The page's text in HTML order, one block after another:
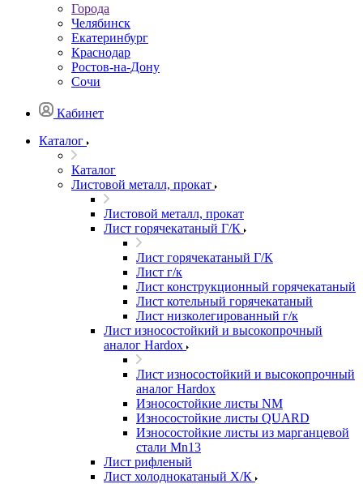
Города
Челябинск
Екатеринбург
Краснодар
Ростов-на-Дону
Сочи
Кабинет
Каталог
Каталог
Листовой металл, прокат
Листовой металл, прокат
Лист горячекатаный Г/К
Лист горячекатаный Г/К
Лист г/к
Лист конструкционный горячекатаный
Лист котельный горячекатаный
Лист низколегированный г/к
Лист износостойкий и высокопрочный
аналог Hardox
Лист износостойкий и высокопрочный
аналог Hardox
Износостойкие листы NM
Износостойкие листы QUARD
Износостойкие листы из марганцевой
стали Mn13
Лист рифленый
Лист холоднокатаный Х/К